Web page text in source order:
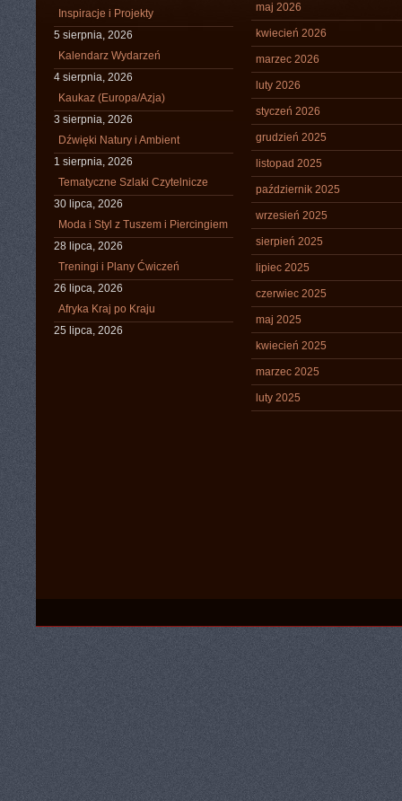
Inspiracje i Projekty
5 sierpnia, 2026
Kalendarz Wydarzeń
4 sierpnia, 2026
Kaukaz (Europa/Azja)
3 sierpnia, 2026
Dźwięki Natury i Ambient
1 sierpnia, 2026
Tematyczne Szlaki Czytelnicze
30 lipca, 2026
Moda i Styl z Tuszem i Piercingiem
28 lipca, 2026
Treningi i Plany Ćwiczeń
26 lipca, 2026
Afryka Kraj po Kraju
25 lipca, 2026
maj 2026
kwiecień 2026
marzec 2026
luty 2026
styczeń 2026
grudzień 2025
listopad 2025
październik 2025
wrzesień 2025
sierpień 2025
lipiec 2025
czerwiec 2025
maj 2025
kwiecień 2025
marzec 2025
luty 2025